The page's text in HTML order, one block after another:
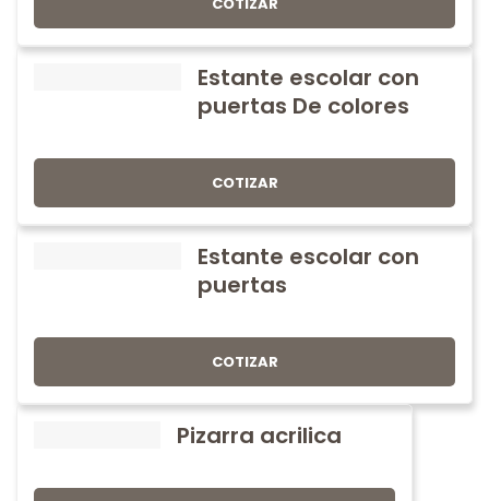
Estante escolar con
puertas De colores
COTIZAR
Estante escolar con
puertas
COTIZAR
Pizarra acrilica